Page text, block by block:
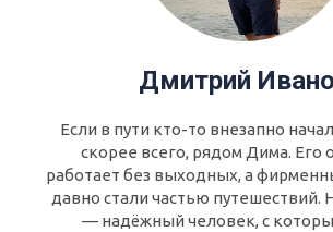
Дмитрий
Если в пути кто-то внезапно
скорее всего, рядом Дима. Его
работает без выходных, а
давно стали частью путешествий.
— надёжный человек, с